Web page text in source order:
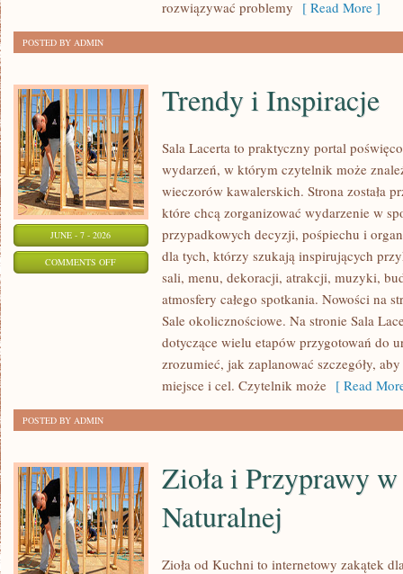
rozwiązywać problemy [ Read More ]
POSTED BY ADMIN
JUNE - 7 - 2026
COMMENTS OFFON
INSPIRACJE
Trendy i Inspiracje
Sala Lacerta to praktyczny portal
wydarzeń, w którym czytelnik może
wieczorów kawalerskich. Strona została
które chcą zorganizować wydarzenie w
przypadkowych decyzji, pośpiechu i
dla tych, którzy szukają inspirujących
sali, menu, dekoracji, atrakcji, muzyki,
atmosfery całego spotkania. Nowości na
Sale okolicznościowe. Na stronie Sala
dotyczące wielu etapów przygotowań do
zrozumieć, jak zaplanować szczegóły,
miejsce i cel. Czytelnik może [ Read
POSTED BY ADMIN
Zioła i Przyprawy
Naturalnej
Zioła od Kuchni to internetowy zakątek